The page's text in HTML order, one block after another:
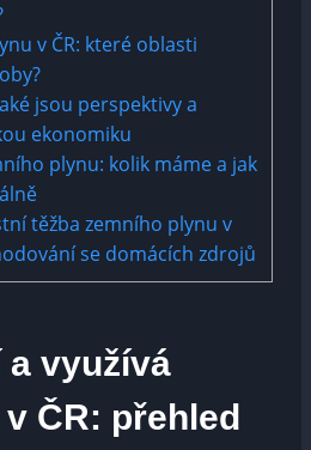
v ČR: které oblasti
jsou perspektivy a
ekonomiku
plynu: kolik máme a jak
těžba zemního plynu v
se domácích zdrojů
a využívá
ČR: přehled